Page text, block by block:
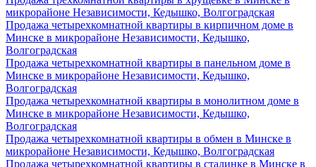
микрорайоне Независимости, Кедышко, Волгоградская
Продажа четырехкомнатной квартиры в кирпичном доме в
Минске в микрорайоне Независимости, Кедышко,
Волгоградская
Продажа четырехкомнатной квартиры в панельном доме в
Минске в микрорайоне Независимости, Кедышко,
Волгоградская
Продажа четырехкомнатной квартиры в монолитном доме в
Минске в микрорайоне Независимости, Кедышко,
Волгоградская
Продажа четырехкомнатной квартиры в обмен в Минске в
микрорайоне Независимости, Кедышко, Волгоградская
Продажа четырехкомнатной квартиры в сталинке в Минске в